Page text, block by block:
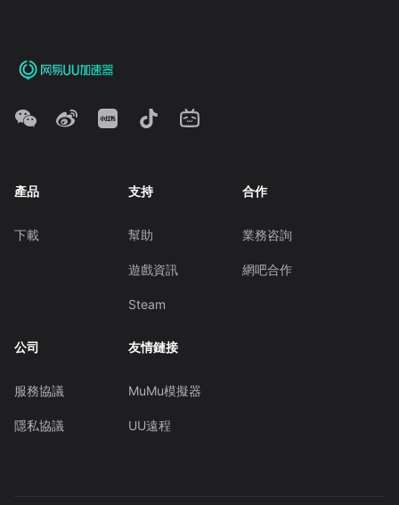
產品
下載
支持
幫助
遊戲資訊
Steam
合作
業務咨詢
網吧合作
公司
服務協議
隱私協議
友情鏈接
MuMu模擬器
UU遠程